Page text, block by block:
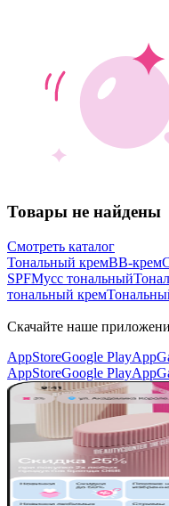
Товары не найдены
Смотреть каталог
Тональный кремBB-крем
SPFМусс тональный
тональный крем
Скачайте наше
AppStoreGoogle Play
AppStoreGoogle Play